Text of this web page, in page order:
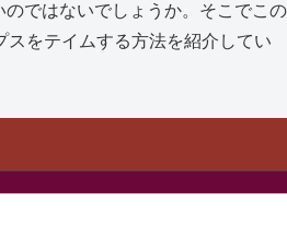
のではないでしょうか。そこでこの
をテイムする方法を紹介してい